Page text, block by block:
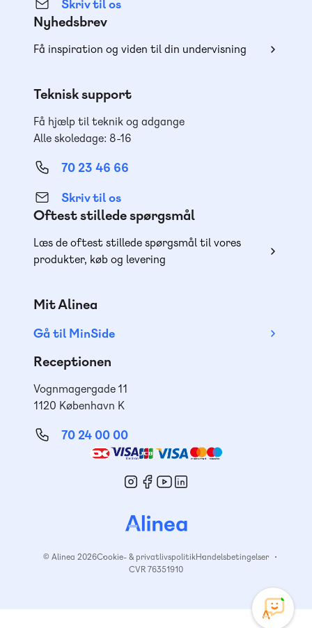
Skriv til os
Nyhedsbrev
Få inspiration og viden til din undervisning
Teknisk support
Få hjælp til teknik og adgange
Alle skoledage: 8-16
70 23 46 66
Skriv til os
Oftest stillede spørgsmål
Læs de oftest stillede spørgsmål til vores
produkter, køb og levering
Mit Alinea
Gå til MinSide
Receptionen
Vognmagergade 11
1120 København K
70 24 00 00
© Alinea 2026Cookie- & privatlivspolitikHandelsbetingelser
CVR 76351910